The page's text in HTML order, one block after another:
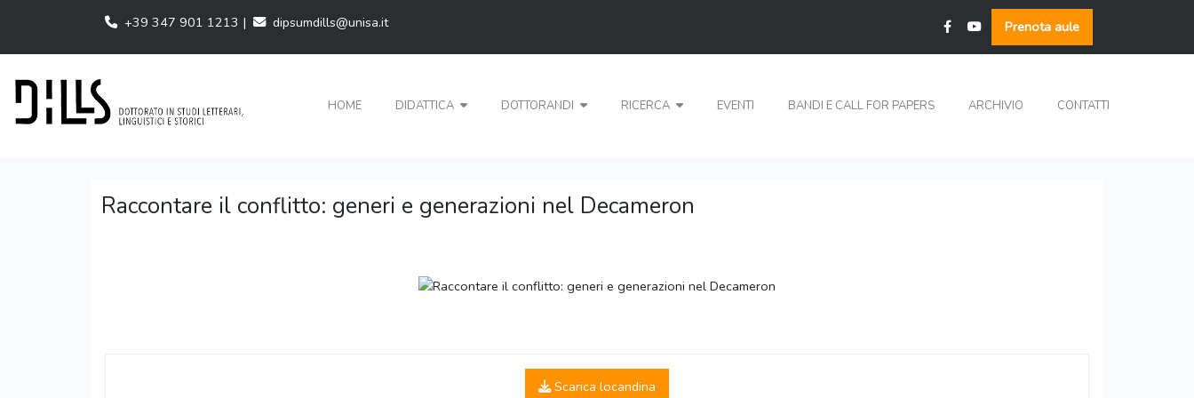
+39 347 901 1213 | dipsumdills@unisa.it Prenota aule
HOME DIDATTICA DOTTORANDI RICERCA EVENTI BANDI E CALL FOR PAPERS ARCHIVIO CONTATTI
Raccontare il conflitto: generi e generazioni nel Decameron
Scarica locandina